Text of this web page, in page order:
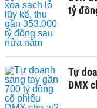
tỷ
Tự
DMX